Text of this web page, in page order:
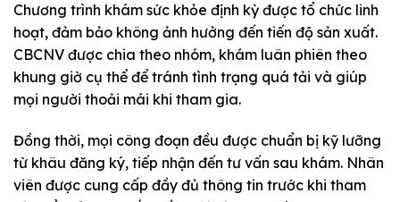
Chương trình khám sức khỏe định kỳ được tổ chức linh
hoạt, đảm bảo không ảnh hưởng đến tiến độ sản xuất.
CBCNV được chia theo nhóm, khám luân phiên theo
khung giờ cụ thể để tránh tình trạng quá tải và giúp
mọi người thoải mái khi tham gia.
Đồng thời, mọi công đoạn đều được chuẩn bị kỹ lưỡng
từ khâu đăng ký, tiếp nhận đến tư vấn sau khám. Nhân
viên được cung cấp đầy đủ thông tin trước khi tham